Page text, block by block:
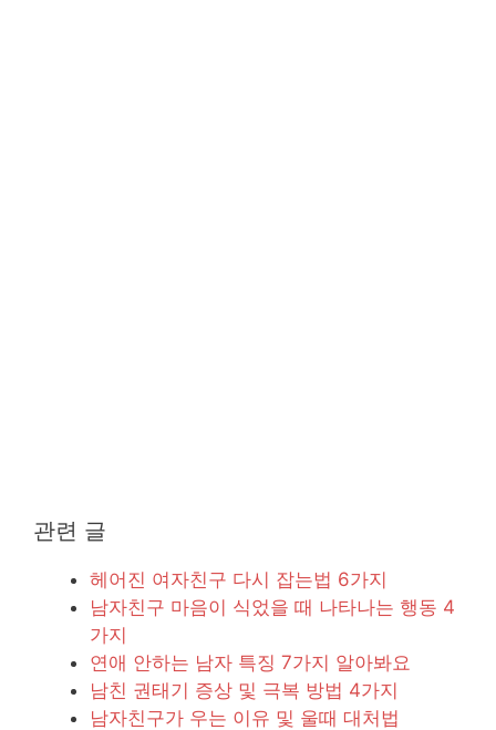
관련 글
헤어진 여자친구 다시 잡는법 6가지
남자친구 마음이 식었을 때 나타나는 행동 4
가지
연애 안하는 남자 특징 7가지 알아봐요
남친 권태기 증상 및 극복 방법 4가지
남자친구가 우는 이유 및 울때 대처법